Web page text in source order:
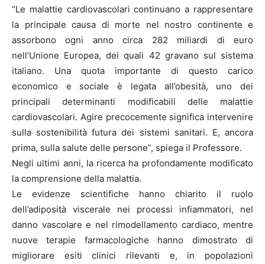
“Le malattie cardiovascolari continuano a rappresentare
la principale causa di morte nel nostro continente e
assorbono ogni anno circa 282 miliardi di euro
nell’Unione Europea, dei quali 42 gravano sul sistema
italiano. Una quota importante di questo carico
economico e sociale è legata all’obesità, uno dei
principali determinanti modificabili delle malattie
cardiovascolari. Agire precocemente significa intervenire
sulla sostenibilità futura dei sistemi sanitari. E, ancora
prima, sulla salute delle persone”, spiega il Professore.
Negli ultimi anni, la ricerca ha profondamente modificato
la comprensione della malattia.
Le evidenze scientifiche hanno chiarito il ruolo
dell’adiposità viscerale nei processi infiammatori, nel
danno vascolare e nel rimodellamento cardiaco, mentre
nuove terapie farmacologiche hanno dimostrato di
migliorare esiti clinici rilevanti e, in popolazioni